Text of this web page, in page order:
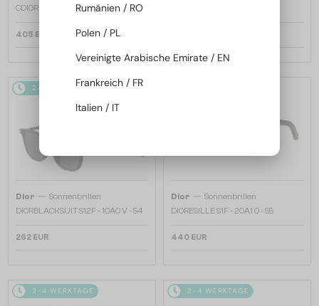
CDIOR S1F - 35A0 D - 56
405 EUR
2-4 WERKTAGE
Dior — Sonnenbrillen
DIORBLACKSUIT S12F - 10A0 V - 54
262 EUR
Dior — Sonnenbrillen
DIORESILLE S1F - 20A1 O - 55
440 EUR
2-4 WERKTAGE 2-4 WERKTAGE
Rumänien / RO
Polen / PL
Vereinigte Arabische Emirate / EN
Frankreich / FR
Italien / IT